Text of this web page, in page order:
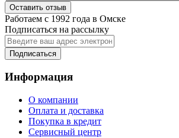
Оставить отзыв
Работаем с 1992 года в Омске
Подписаться на рассылку
Подписаться
Информация
О компании
Оплата и доставка
Покупка в кредит
Сервисный центр